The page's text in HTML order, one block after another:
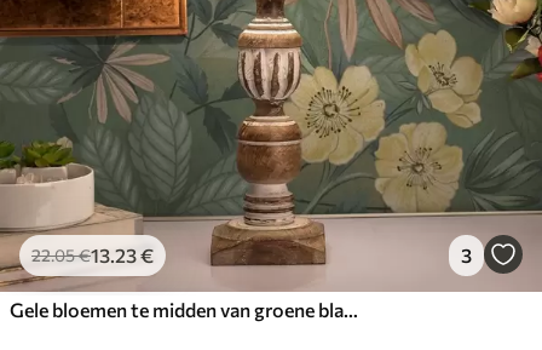
22.05€13.23€ 3
Gele bloemen te midden van groene bladeren